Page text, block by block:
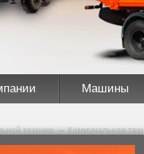
Машины
техники Коммунальная